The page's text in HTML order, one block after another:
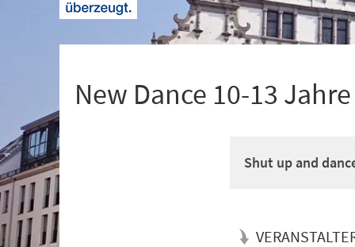
New Dance 10-13
Shut up and